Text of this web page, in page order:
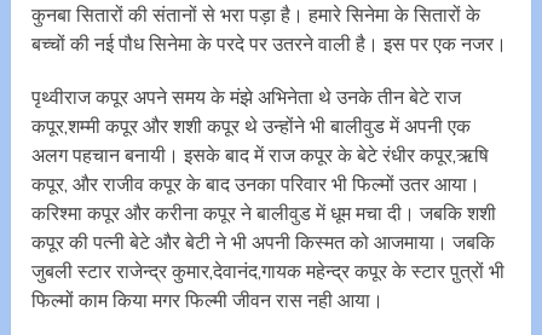
कुनबा सितारों की संतानों से भरा पड़ा है। हमारे सिनेमा के सितारों के
बच्चों की नई पौध सिनेमा के परदे पर उतरने वाली है। इस पर एक नजर।
पृथ्वीराज कपूर अपने समय के मंझे अभिनेता थे उनके तीन बेटे राज
कपूर,शम्मी कपूर और शशी कपूर थे उन्होंने भी बालीवुड में अपनी एक
अलग पहचान बनायी। इसके बाद में राज कपूर के बेटे रंधीर कपूर,ऋषि
कपूर, और राजीव कपूर के बाद उनका परिवार भी फिल्मों उतर आया।
करिश्मा कपूर और करीना कपूर ने बालीवुड में धूम मचा दी। जबकि शशी
कपूर की पत्नी बेटे और बेटी ने भी अपनी किस्मत को आजमाया। जबकि
जुबली स्टार राजेन्द्र कुमार,देवानंद,गायक महेन्द्र कपूर के स्टार पु़त्रों भी
फिल्मों काम किया मगर फिल्मी जीवन रास नही आया।